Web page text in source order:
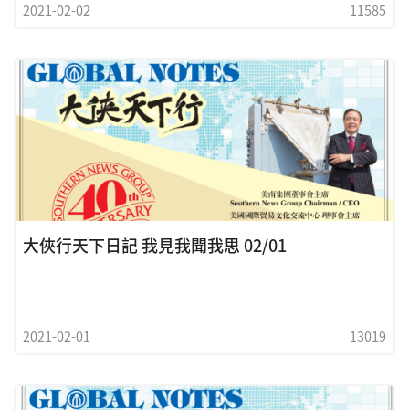
2021-02-02 11585
大俠行天下日記 我見我聞我思 02/01
2021-02-01 13019